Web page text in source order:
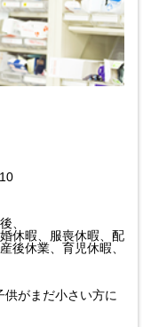
、
休暇、服喪休暇、配
後休業、育児休暇、
がまだ小さい方に